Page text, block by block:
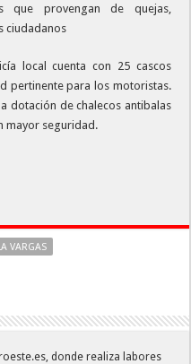
que provengan de quejas,
ciudadanos
local cuenta con 25 cascos
pertinente para los motoristas.
dotación de chalecos antibalas
mayor seguridad.
VARGAS
donde realiza labores